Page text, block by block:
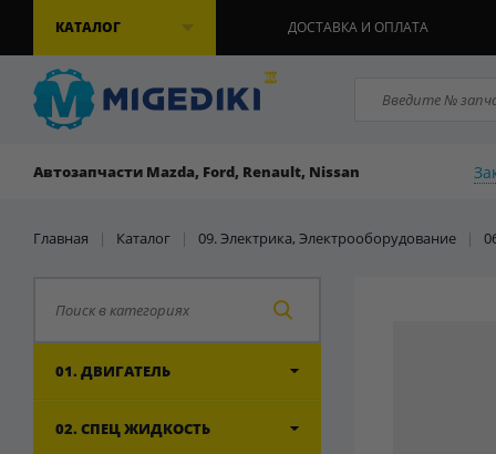
КАТАЛОГ ДОСТАВКА И ОПЛАТА
Автозапчасти Mazda, Ford, Renault, Nissan
Главная | Каталог | 09. Электрика, Электрооборудование |
01. ДВИГАТЕЛЬ
02. СПЕЦ ЖИДКОСТЬ